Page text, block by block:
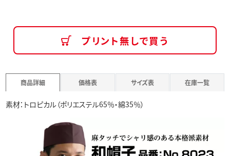
プリント無しで買う
商品詳細 価格表 サイズ表 在庫一覧
素材：トロピカル（ポリエステル65％・綿35％）